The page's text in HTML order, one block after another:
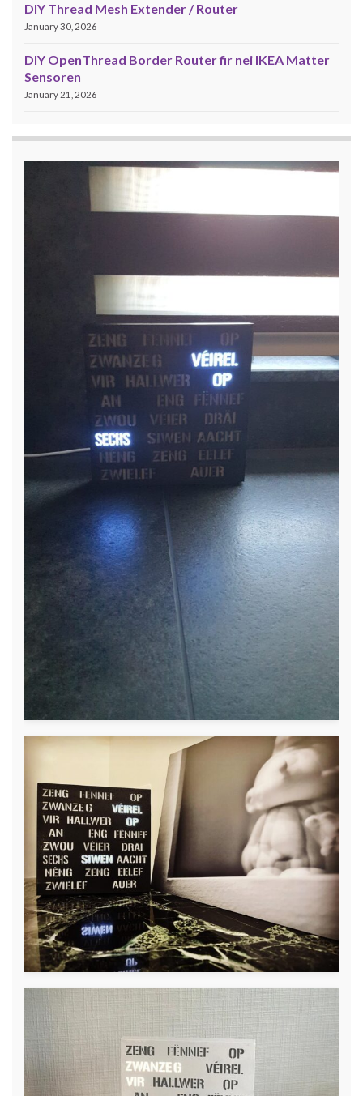
DIY Thread Mesh Extender / Router
January 30, 2026
DIY OpenThread Border Router fir nei IKEA Matter
Sensoren
January 21, 2026